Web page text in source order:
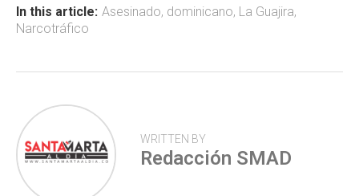
ok p
p
tir
In this article: Asesinado, dominicano, La Guajira,
Narcotráfico
WRITTEN BY
Redacción SMAD